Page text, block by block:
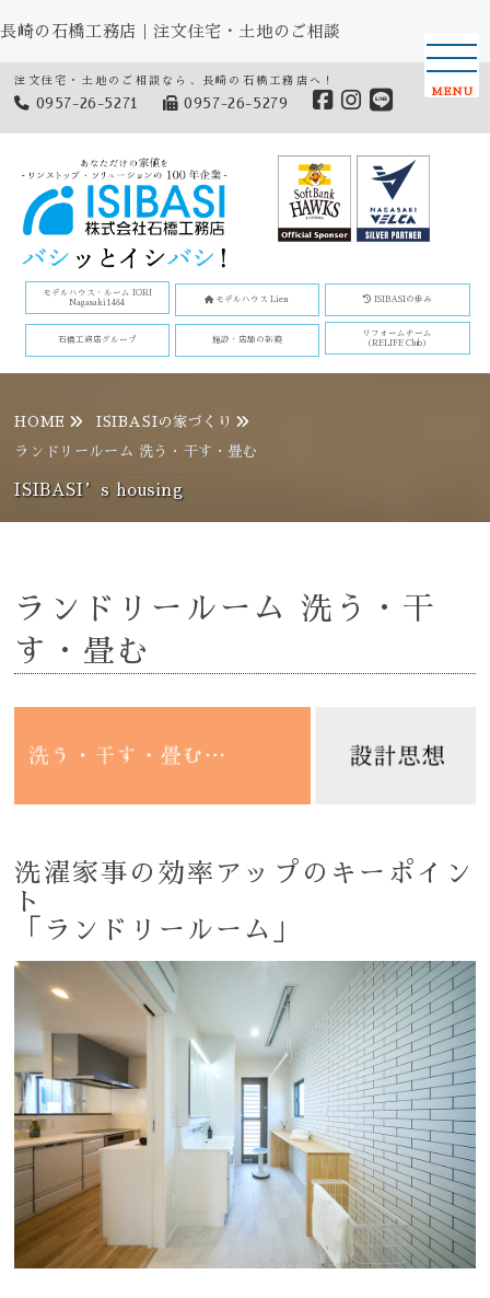
長崎の石橋工務店｜注文住宅・土地のご相談
注文住宅・土地のご相談なら、長崎の石橋工務店へ！
0957-26-5271 0957-26-5279
モデルハウス・ルーム IORI
Nagasaki1484
モデルハウス Lien ISIBASIの歩み
石橋工務店グループ 施設・店舗の新築
リフォームチーム
(RELIFE Club)
MENU
HOME ISIBASIの家づくり
ランドリールーム 洗う・干す・畳む
ISIBASI’s housing
ランドリールーム 洗う・干
す・畳む
洗濯家事の効率アップのキーポイン
ト
「ランドリールーム」